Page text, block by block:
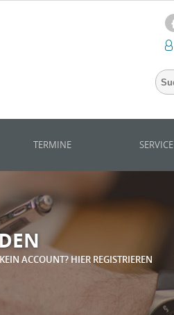
TERMINE SERVICE
ACCOUNT? HIER REGISTRIEREN